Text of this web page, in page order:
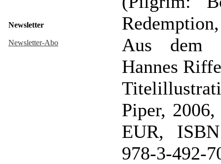
Newsletter
Newsletter-Abo
Aus dem
Hannes
Piper,
EUR,
978-3-492-